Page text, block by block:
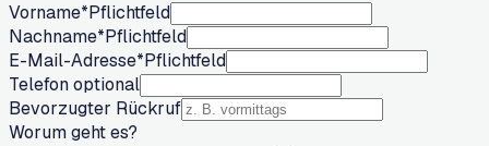
Vorname*Pflichtfeld
Nachname*Pflichtfeld
E-Mail-Adresse*Pflichtfeld
Telefon optional
Bevorzugter Rückruf
Worum geht es?